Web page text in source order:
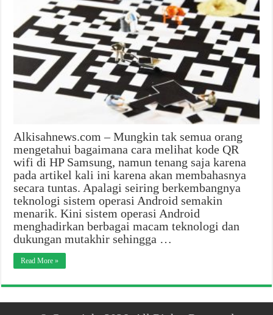
Alkisahnews.com – Mungkin tak semua orang
mengetahui bagaimana cara melihat kode QR
wifi di HP Samsung, namun tenang saja karena
pada artikel kali ini karena akan membahasnya
secara tuntas. Apalagi seiring berkembangnya
teknologi sistem operasi Android semakin
menarik. Kini sistem operasi Android
menghadirkan berbagai macam teknologi dan
dukungan mutakhir sehingga …
Read More »